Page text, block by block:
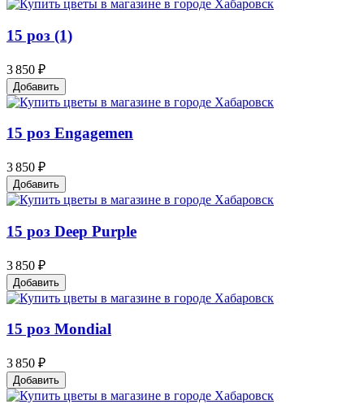
15 роз (1)
3 850 ₽
Добавить
15 роз Engagemen
3 850 ₽
Добавить
15 роз Deep Purple
3 850 ₽
Добавить
15 роз Mondial
3 850 ₽
Добавить